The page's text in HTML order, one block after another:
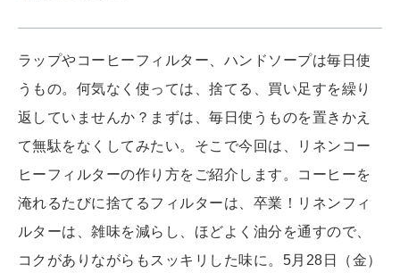
CULTURE
自分を耕す
WORK&MONEY
いい人生って？
MAGAZINE
ラップやコーヒーフィルター、ハンドソープは毎日使
うもの。何気なく使っては、捨てる、買い足すを繰り
返していませんか？まずは、毎日使うものを置きかえ
て無駄をなくしてみたい。そこで今回は、リネンコー
ヒーフィルターの作り方をご紹介します。コーヒーを
淹れるたびに捨てるフィルターは、卒業！リネンフィ
ルターは、雑味を減らし、ほどよく油分を通すので、
コクがありながらもスッキリした味に。5月28日（金）